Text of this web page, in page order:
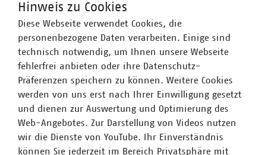
VKU zur AgNes-Konsultation
Gute Grundlage für Reform der Netzentgelte,
aber Kritik an dynamischen Netzentgelten
06.08.2026
Die Bundesnetzagentur hat die Konsultation zur Reform
der Allgemeinen Netzentgeltsystematik Strom (AgNes)
gestartet. Die neue Systematik soll ab 2029 die
bisherigen Regeln der Stromnetzentgeltverordnung
ersetzen.
Hinweis zu Cookies
Diese Webseite verwendet Cookies, die
personenbezogene Daten verarbeiten. Einige sind
technisch notwendig, um Ihnen unsere Webseite
fehlerfrei anbieten oder ihre Datenschutz-
Präferenzen speichern zu können. Weitere Cookies
werden von uns erst nach Ihrer Einwilligung gesetzt
und dienen zur Auswertung und Optimierung des
Web-Angebotes. Zur Darstellung von Videos nutzen
wir die Dienste von YouTube. Ihr Einverständnis
können Sie jederzeit im Bereich Privatsphäre mit